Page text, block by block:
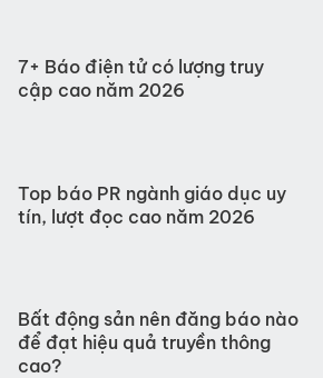
7+ Báo điện tử có lượng truy
cập cao năm 2026
Top báo PR ngành giáo dục uy
tín, lượt đọc cao năm 2026
Bất động sản nên đăng báo nào
để đạt hiệu quả truyền thông
cao?